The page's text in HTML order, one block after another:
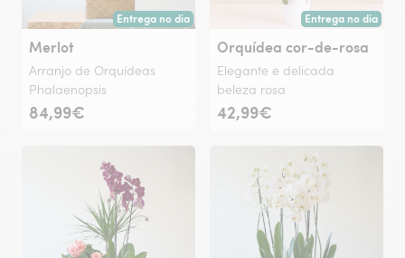
Entrega no dia
Entrega hoje ou na data à tua escolha.
Merlot
Arranjo de Orquídeas
Phalaenopsis
84,99€
Entrega no dia
Entrega hoje ou na
Orquídea cor-de-rosa
Elegante e delicada
beleza rosa
42,99€